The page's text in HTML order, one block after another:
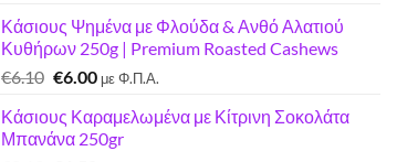
was:
€7.22.
τιμή
είναι:
€7.00.
Κάσιους Ψημένα με Φλούδα & Ανθό Αλατιού
Κυθήρων 250g | Premium Roasted Cashews
€6.10 Original
was:
€6.10.
€6.00Η
τιμή
είναι:
με Φ.Π.Α.
Κάσιους Καραμελωμένα με Κίτρινη Σοκολάτα
Μπανάνα 250gr